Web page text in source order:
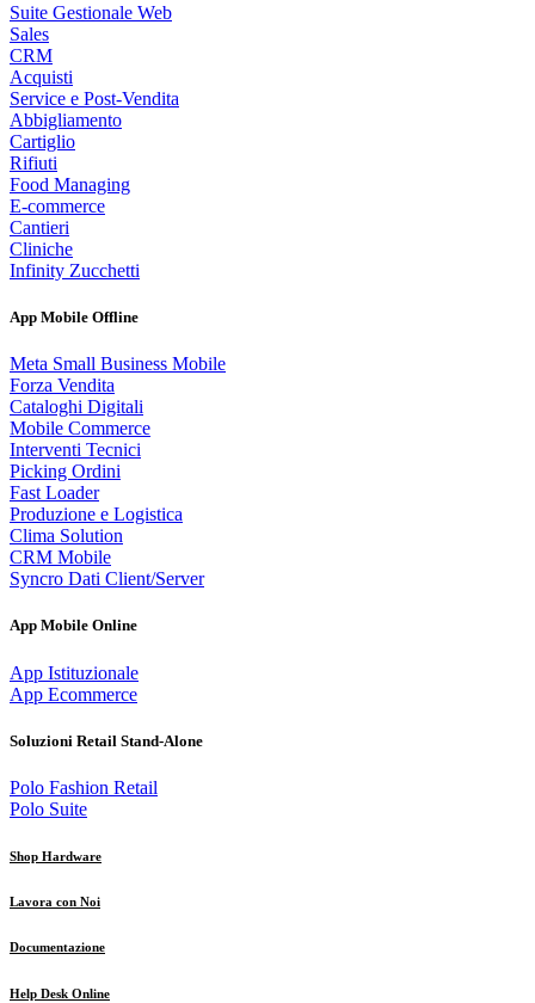
Suite Gestionale Web
Sales
CRM
Acquisti
Service e Post-Vendita
Abbigliamento
Cartiglio
Rifiuti
Food Managing
E-commerce
Cantieri
Cliniche
Infinity Zucchetti
App Mobile Offline
Meta Small Business Mobile
Forza Vendita
Cataloghi Digitali
Mobile Commerce
Interventi Tecnici
Picking Ordini
Fast Loader
Produzione e Logistica
Clima Solution
CRM Mobile
Syncro Dati Client/Server
App Mobile Online
App Istituzionale
App Ecommerce
Soluzioni Retail Stand-Alone
Polo Fashion Retail
Polo Suite
Shop Hardware
Lavora con Noi
Documentazione
Help Desk Online